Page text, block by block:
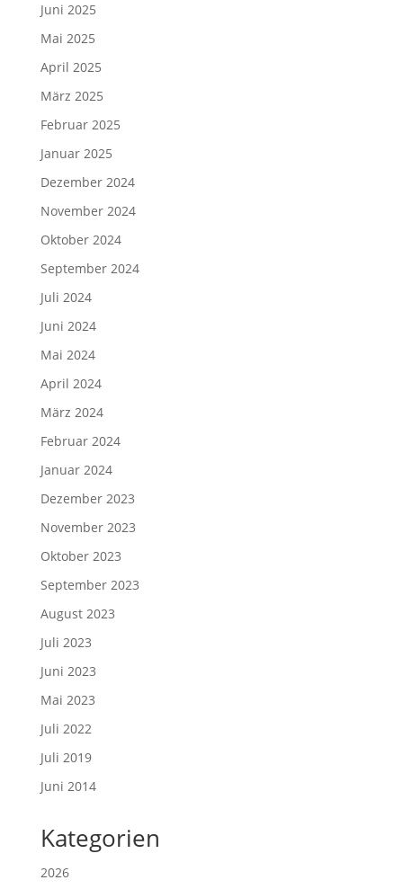
Juni 2025
Mai 2025
April 2025
März 2025
Februar 2025
Januar 2025
Dezember 2024
November 2024
Oktober 2024
September 2024
Juli 2024
Juni 2024
Mai 2024
April 2024
März 2024
Februar 2024
Januar 2024
Dezember 2023
November 2023
Oktober 2023
September 2023
August 2023
Juli 2023
Juni 2023
Mai 2023
Juli 2022
Juli 2019
Juni 2014
Kategorien
2026